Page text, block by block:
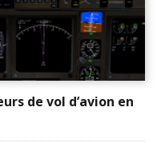
de vol d’avion en